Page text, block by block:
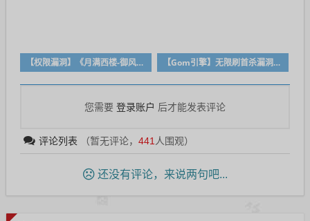
【权限漏洞】《月满西楼-御风之行》剧情专属神器单职业传奇漏洞！！ 【Gom引擎】无限刷首杀漏洞！！！
您需要 登录账户 后才能发表评论
评论列表 （暂无评论， 441 人围观）
还没有评论，来说两句吧...